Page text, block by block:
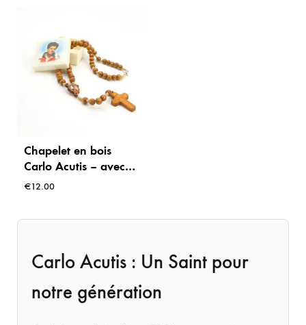
Chapelet en bois
Carlo Acutis – avec
reliquaire photo –
€12.00
Carlo Acutis : Un Saint pour
notre génération